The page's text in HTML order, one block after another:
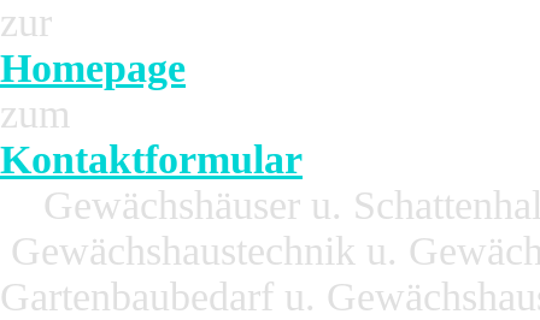
zur
Homepage
zum
Kontaktformular
Gewächshäuser u.
Gewächshaustechnik u.
Gartenbaubedarf u.